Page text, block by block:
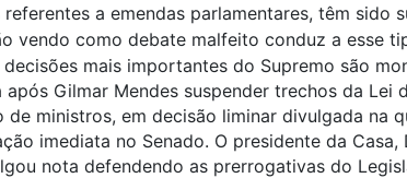
a emendas parlamentares, têm sido
vendo como debate malfeito conduz a esse
mais importantes do Supremo são
Gilmar Mendes suspender trechos da Lei
ministros, em decisão liminar divulgada na
imediata no Senado. O presidente da Casa,
nota defendendo as prerrogativas do